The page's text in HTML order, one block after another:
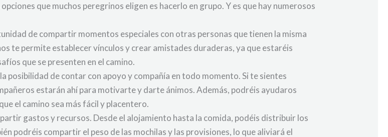
que muchos peregrinos eligen es hacerlo en grupo. Y es que hay numerosos
de compartir momentos especiales con otras personas que tienen la misma
te permite establecer vínculos y crear amistades duraderas, ya que estaréis
que se presenten en el camino.
posibilidad de contar con apoyo y compañía en todo momento. Si te sientes
estarán ahí para motivarte y darte ánimos. Además, podréis ayudaros
el camino sea más fácil y placentero.
gastos y recursos. Desde el alojamiento hasta la comida, podéis distribuir los
podréis compartir el peso de las mochilas y las provisiones, lo que aliviará el